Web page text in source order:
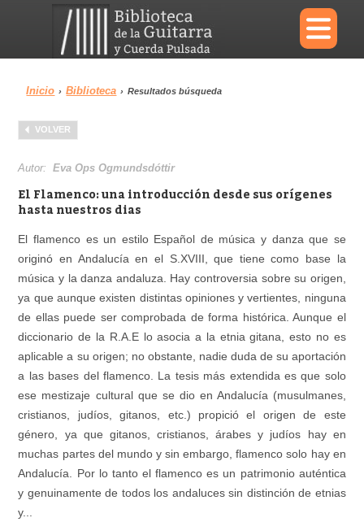
×
Menu
Biblioteca
Reproductor
Inicio › Biblioteca › Resultados búsqueda
VOLVER
Autor:Eva Ops Ogmundsdóttir
El Flamenco: una introducción desde sus orígenes
hasta nuestros dias
El flamenco es un estilo Español de música y danza que se
originó en Andalucía en el S.XVIII, que tiene como base la
música y la danza andaluza. Hay controversia sobre su origen,
ya que aunque existen distintas opiniones y vertientes, ninguna
de ellas puede ser comprobada de forma histórica. Aunque el
diccionario de la R.A.E lo asocia a la etnia gitana, esto no es
aplicable a su origen; no obstante, nadie duda de su aportación
a las bases del flamenco. La tesis más extendida es que solo
ese mestizaje cultural que se dio en Andalucía (musulmanes,
cristianos, judíos, gitanos, etc.) propició el origen de este
género, ya que gitanos, cristianos, árabes y judíos hay en
muchas partes del mundo y sin embargo, flamenco solo hay en
Andalucía. Por lo tanto el flamenco es un patrimonio auténtica
y genuinamente de todos los andaluces sin distinción de etnias
y...